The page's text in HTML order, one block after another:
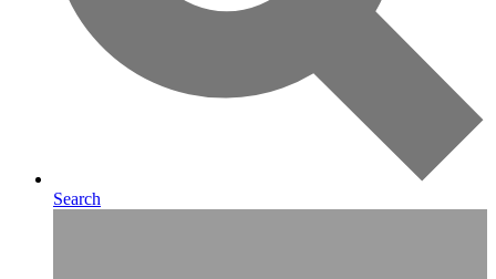
Search